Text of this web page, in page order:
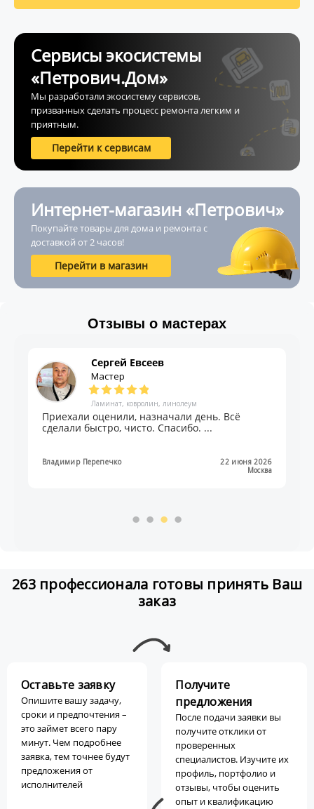
Сервисы экосистемы
«Петрович.Дом»
Мы разработали экосистему сервисов,
призванных сделать процесс ремонта легким и
приятным.
Перейти к сервисам
Интернет-магазин «Петрович»
Покупайте товары для дома и ремонта с
доставкой от 2 часов!
Перейти в магазин
Отзывы о мастерах
Сергей Евсеев
Мастер
Ламинат, ковролин, линолеум
Приехали оценили, назначали день. Всё
сделали быстро, чисто. Спасибо. ...
Владимир Перепечко
22 июня 2026
Москва
263 профессионала готовы принять Ваш
заказ
Оставьте заявку
Опишите вашу задачу,
сроки и предпочтения –
это займет всего пару
минут. Чем подробнее
заявка, тем точнее будут
предложения от
исполнителей
Получите
предложения
После подачи заявки вы
получите отклики от
проверенных
специалистов. Изучите их
профиль, портфолио и
отзывы, чтобы оценить
опыт и квалификацию